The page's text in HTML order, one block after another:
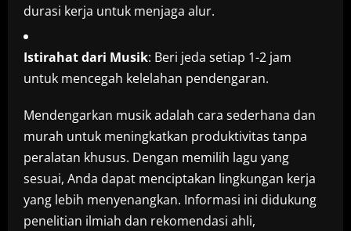
durasi kerja untuk menjaga alur.
Istirahat dari Musik: Beri jeda setiap 1-2 jam
untuk mencegah kelelahan pendengaran.
Mendengarkan musik adalah cara sederhana dan
murah untuk meningkatkan produktivitas tanpa
peralatan khusus. Dengan memilih lagu yang
sesuai, Anda dapat menciptakan lingkungan kerja
yang lebih menyenangkan. Informasi ini didukung
penelitian ilmiah dan rekomendasi ahli,